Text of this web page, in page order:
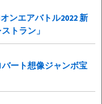
ンエアバトル2022 新
トラン」
ート想像ジャンボ宝